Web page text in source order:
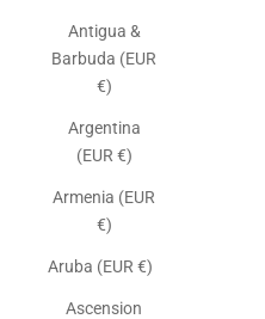
Antigua &
Barbuda (EUR
€)
Argentina
(EUR €)
Armenia (EUR
€)
Aruba (EUR €)
Ascension